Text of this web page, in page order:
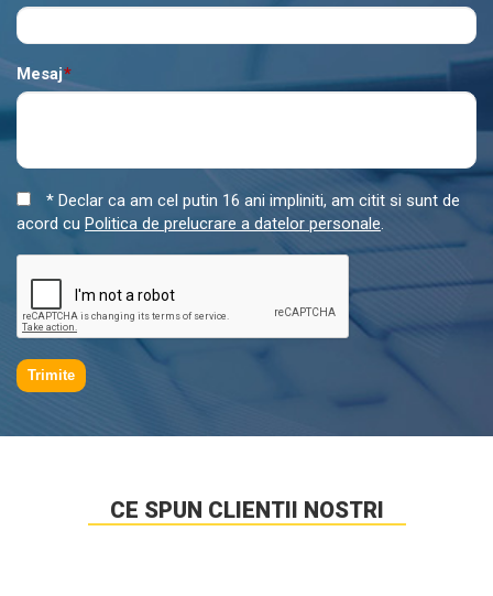
*
Mesaj
* Declar ca am cel putin 16 ani impliniti, am citit si sunt de
acord cu Politica de prelucrare a datelor personale.
Trimite
CE SPUN CLIENTII NOSTRI